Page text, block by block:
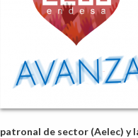
facturación
a
empleados
patronal de sector (Aelec) y